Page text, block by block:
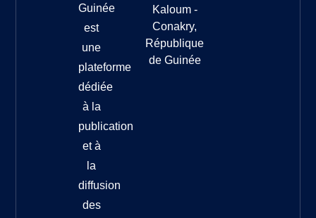
Guinée
est
une
plateforme
dédiée
à la
publication
et à
la
diffusion
des
Kaloum -
Conakry,
République
de Guinée